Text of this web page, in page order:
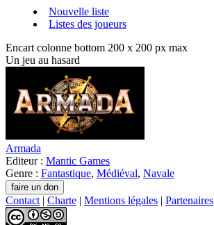
Nouvelle liste
Listes des joueurs
Encart colonne bottom 200 x 200 px max
Un jeu au hasard
Armada
Editeur : Mantic Games
Genre : Fantastique, Médiéval, Navale
Contact | Charte | Mentions légales | Partenaires